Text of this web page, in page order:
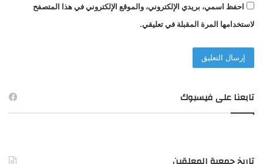
احفظ اسمي، بريدي الإلكتروني، والموقع الإلكتروني في هذا المتصفح
لاستخدامها المرة المقبلة في تعليقي.
تابعنا على فيسبوك